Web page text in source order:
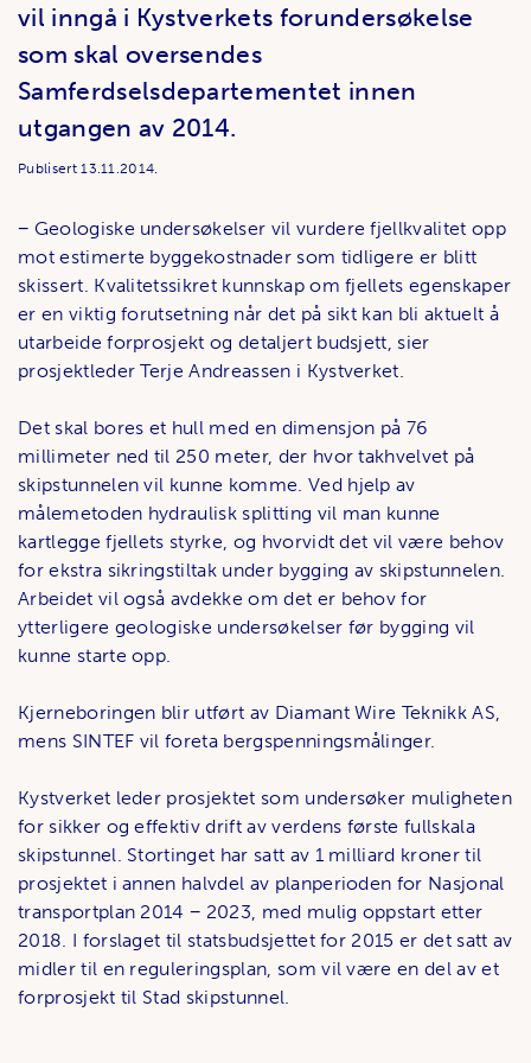
vil inngå i Kystverkets forundersøkelse
som skal oversendes
Samferdselsdepartementet innen
utgangen av 2014.
Publisert13.11.2014.
​− Geologiske undersøkelser vil vurdere fjellkvalitet opp
mot estimerte byggekostnader som tidligere er blitt
skissert. Kvalitetssikret kunnskap om fjellets egenskaper
er en viktig forutsetning når det på sikt kan bli aktuelt å
utarbeide forprosjekt og detaljert budsjett, sier
prosjektleder Terje Andreassen i Kystverket.
Det skal bores et hull med en dimensjon på 76
millimeter ned til 250 meter, der hvor takhvelvet på
skipstunnelen vil kunne komme. Ved hjelp av
målemetoden hydraulisk splitting vil man kunne
kartlegge fjellets styrke, og hvorvidt det vil være behov
for ekstra sikringstiltak under bygging av skipstunnelen.
Arbeidet vil også avdekke om det er behov for
ytterligere geologiske undersøkelser før bygging vil
kunne starte opp.
Kjerneboringen blir utført av Diamant Wire Teknikk AS,
mens SINTEF vil foreta bergspenningsmålinger.
Kystverket leder prosjektet som undersøker muligheten
for sikker og effektiv drift av verdens første fullskala
skipstunnel. Stortinget har satt av 1 milliard kroner til
prosjektet i annen halvdel av planperioden for Nasjonal
transportplan 2014 − 2023, med mulig oppstart etter
2018. I forslaget til statsbudsjettet for 2015 er det satt av
midler til en reguleringsplan, som vil være en del av et
forprosjekt til Stad skipstunnel.